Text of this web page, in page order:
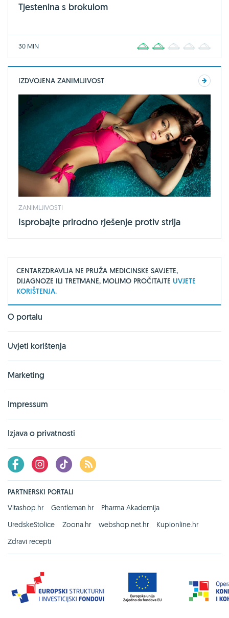
Tjestenina s brokulom
30 MIN 2 3 4
IZDVOJENA ZANIMLJIVOST
ZANIMLJIVOSTI
Isprobajte prirodno rješenje protiv strija
CENTARZDRAVLJA NE PRUŽA MEDICINSKE SAVJETE,
DIJAGNOZE ILI TRETMANE, MOLIMO PROČITAJTE UVJETE
KORIŠTENJA.
O portalu
Uvjeti korištenja
Marketing
Impressum
Izjava o privatnosti
PARTNERSKI PORTALI
Vitashop.hr
Gentleman.hr
Pharma Akademija
UredskeStolice
Zoona.hr webshop.net.hr
Kupionline.hr
Zdravi recepti